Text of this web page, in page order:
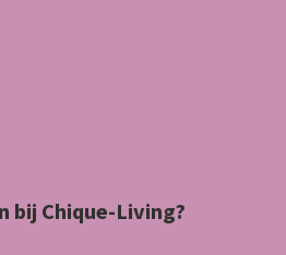
bij Chique-Living?